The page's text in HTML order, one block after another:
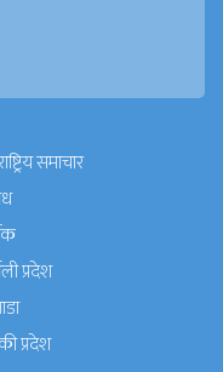
समाचार
प्रदेश
प्रदेश